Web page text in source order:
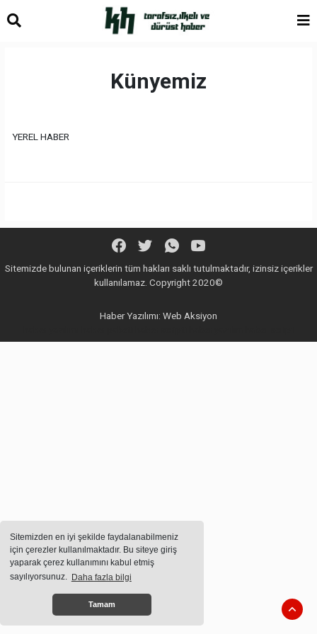
Sitemizden en iyi şekilde faydalanabilmeniz
için çerezler kullanılmaktadır. Bu siteye giriş
yaparak çerez kullanımını kabul etmiş
sayılıyorsunuz. Daha fazla bilgi
Tamam
Künyemiz
YEREL HABER
Sitemizde bulunan içeriklerin tüm hakları saklı tutulmaktadır, izinsiz içerikler
kullanılamaz. Copyright 2020©
Haber Yazılımı: Web Aksiyon